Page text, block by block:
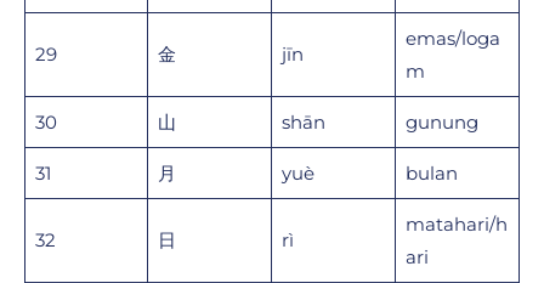
29 金 jīn
emas/loga
m
30 山 shān gunung
31 月 yuè bulan
32 日 rì
matahari/h
ari